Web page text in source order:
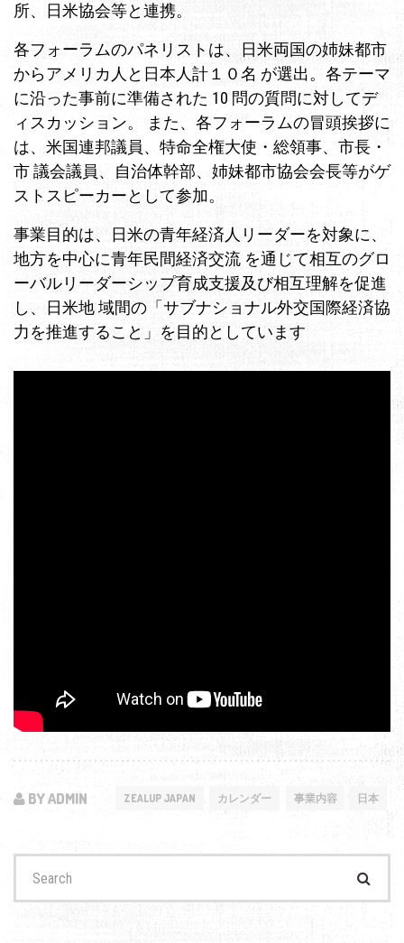
所、日米協会等と連携。
各フォーラムのパネリストは、日米両国の姉妹都市
からアメリカ人と日本人計１０名 が選出。各テーマ
に沿った事前に準備された 10 問の質問に対してデ
ィスカッション。 また、各フォーラムの冒頭挨拶に
は、米国連邦議員、特命全権大使・総領事、市長・
市 議会議員、自治体幹部、姉妹都市協会会長等がゲ
ストスピーカーとして参加。
事業目的は、日米の青年経済人リーダーを対象に、
地方を中心に青年民間経済交流 を通じて相互のグロ
ーバルリーダーシップ育成支援及び相互理解を促進
し、日米地 域間の「サブナショナル外交国際経済協
力を推進すること」を目的としています
BY ADMIN ZEALUP JAPAN カレンダー 事業内容 日本
for: